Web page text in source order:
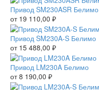
Привод SM230ASR Белимо
от 19 110,00 ₽
Привод SM230A-S Белимо
от 15 488,00 ₽
Привод LM230A Белимо
от8 190,00 ₽